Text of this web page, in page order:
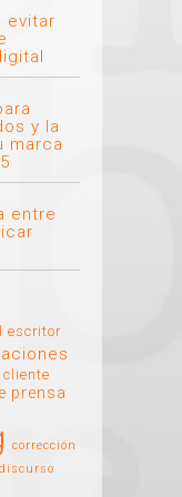
evitar
y la
marca
entre
escritor
cliente
prensa
corrección
discurso